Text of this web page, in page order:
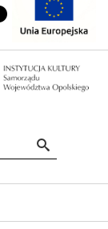
Wysoki
kontrast
Idź